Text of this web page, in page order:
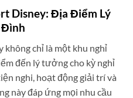
Disney: Địa Điểm Lý
Đình
không chỉ là một khu nghỉ
đến lý tưởng cho kỳ nghỉ
nghi, hoạt động giải trí và
này đáp ứng mọi nhu cầu